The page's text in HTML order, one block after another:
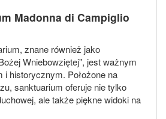
Madonna di Campiglio
znane również jako
Wniebowziętej", jest ważnym
i historycznym. Położone na
sanktuarium oferuje nie tylko
ale także piękne widoki na